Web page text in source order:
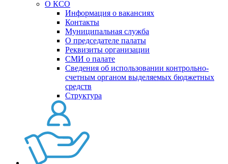
О КСО
Информация о вакансиях
Контакты
Муниципальная служба
О председателе палаты
Реквизиты организации
СМИ о палате
Сведения об использовании контрольно-
счетным органом выделяемых бюджетных
средств
Структура